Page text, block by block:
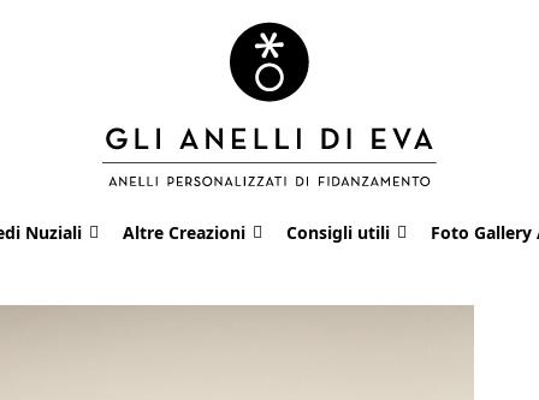
Nuziali Altre Creazioni Consigli utili Foto Gallery